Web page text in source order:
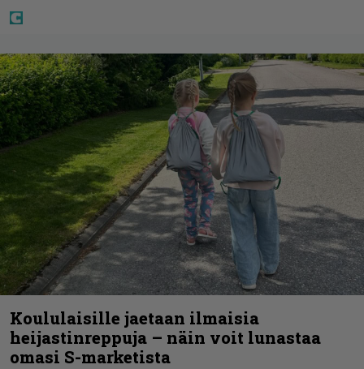
Koululaisille jaetaan ilmaisia
heijastinreppuja – näin voit lunastaa
omasi S-marketista